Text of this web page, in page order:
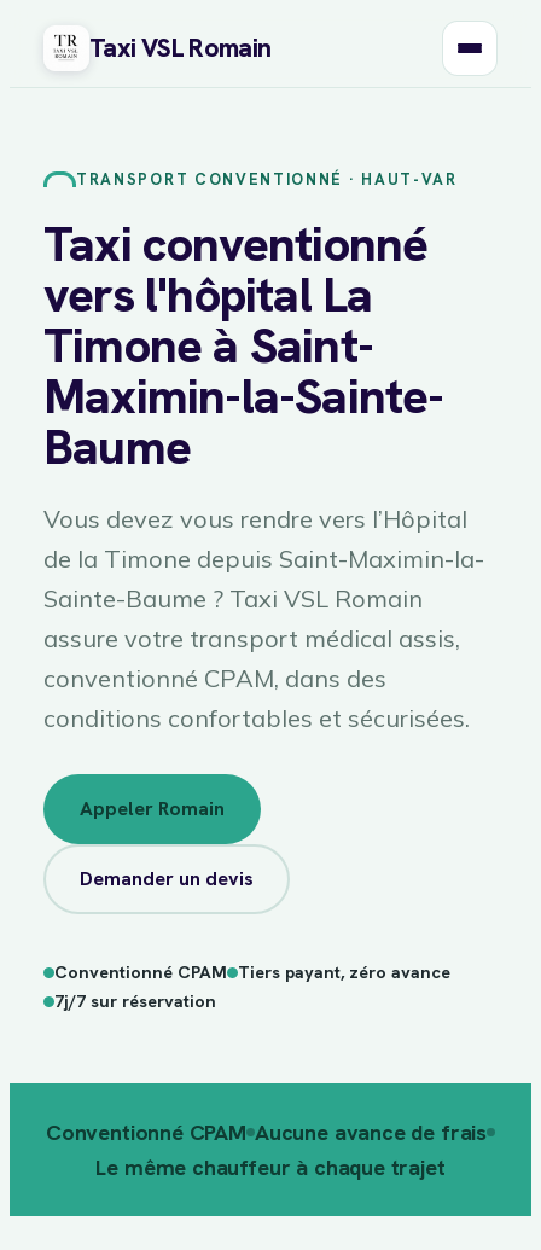
Taxi VSL Romain
TRANSPORT CONVENTIONNÉ · HAUT-VAR
Taxi conventionné
vers l'hôpital La
Timone à Saint-
Maximin-la-Sainte-
Baume
Vous devez vous rendre vers l’Hôpital
de la Timone depuis Saint-Maximin-la-
Sainte-Baume ? Taxi VSL Romain
assure votre transport médical assis,
conventionné CPAM, dans des
conditions confortables et sécurisées.
Appeler Romain
Demander un devis
Conventionné CPAM Tiers payant, zéro avance
7j/7 sur réservation
7j/7sur
réservation
Conventionné CPAM Aucune avance de frais
Le même chauffeur à chaque trajet